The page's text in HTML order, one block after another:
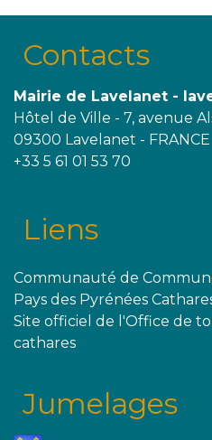
Contacts
Mairie de Lavelanet -
Hôtel de Ville - 7, avenue
09300 Lavelanet - FRANCE
+33 5 61 01 53 70
Liens
Communauté de
Pays des Pyrénées
Site officiel de l'Office de
cathares
Jumelages